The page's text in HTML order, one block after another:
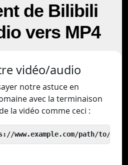
de Bilibili
vers MP4
vidéo/audio
notre astuce en
avec la terminaison
la vidéo comme ceci :
www.example.com/path/to/